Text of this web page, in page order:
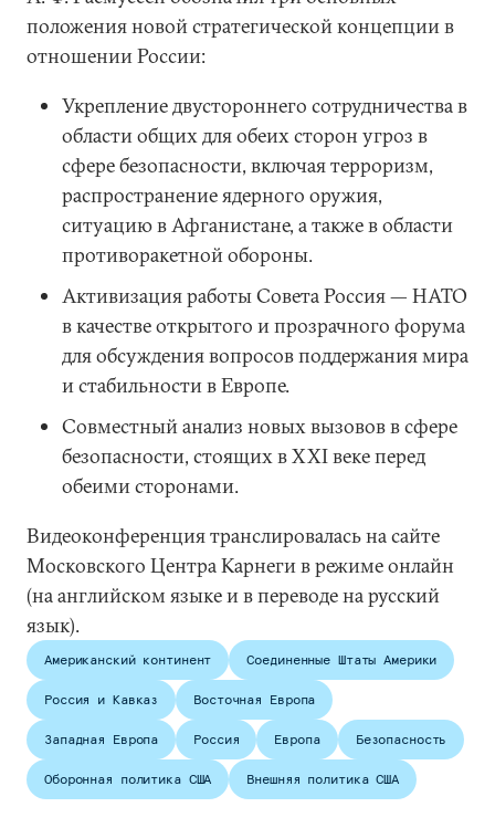
положения новой стратегической концепции в
отношении России:
Укрепление двустороннего сотрудничества в
области общих для обеих сторон угроз в
сфере безопасности, включая терроризм,
распространение ядерного оружия,
ситуацию в Афганистане, а также в области
противоракетной обороны.
Активизация работы Совета Россия — НАТО
в качестве открытого и прозрачного форума
для обсуждения вопросов поддержания мира
и стабильности в Европе.
Совместный анализ новых вызовов в сфере
безопасности, стоящих в XXI веке перед
обеими сторонами.
Видеоконференция транслировалась на сайте
Московского Центра Карнеги в режиме онлайн
(на английском языке и в переводе на русский
язык).
Американский континент Соединенные Штаты Америки
Россия и Кавказ Восточная Европа
Западная Европа Россия Европа Безопасность
Оборонная политика США Внешняя политика США